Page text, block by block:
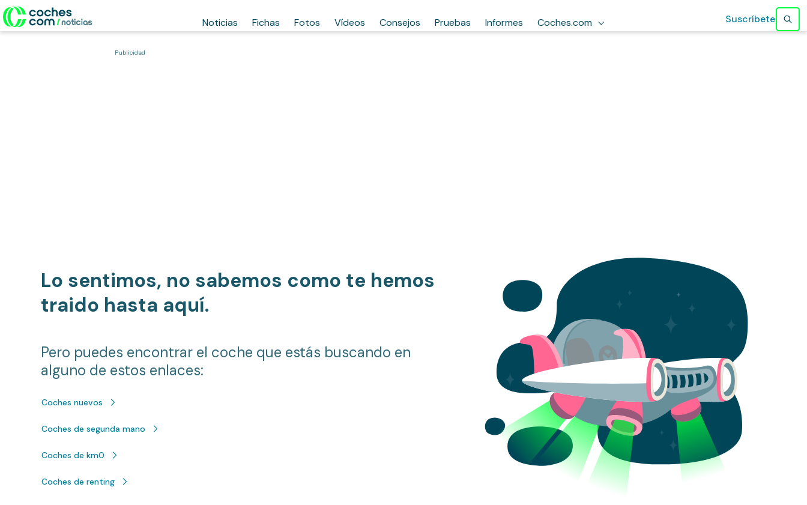
Noticias Fichas Fotos Vídeos Consejos Pruebas Informes Coches.com Suscríbete
Publicidad
Lo sentimos, no sabemos como te hemos
traido hasta aquí.
Pero puedes encontrar el coche que estás buscando en
alguno de estos enlaces:
Coches nuevos
Coches de segunda mano
Coches de km0
Coches de renting